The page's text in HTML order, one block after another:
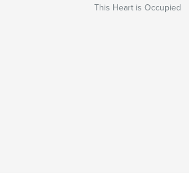
This Heart is Occupied